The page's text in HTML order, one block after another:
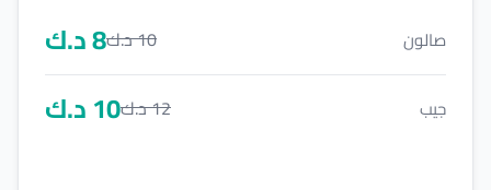
صالون 10د.ك8د.ك
جيب 12د.ك10د.ك